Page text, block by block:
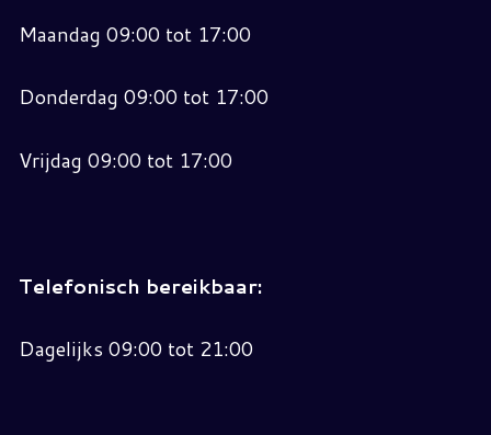
Maandag 09:00 tot 17:00
Donderdag 09:00 tot 17:00
Vrijdag 09:00 tot 17:00
Telefonisch bereikbaar:
Dagelijks 09:00 tot 21:00